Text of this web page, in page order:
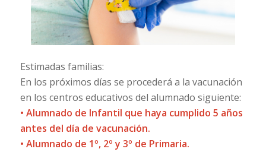
Estimadas familias:
En los próximos días se procederá a la vacunación
en los centros educativos del alumnado siguiente:
• Alumnado de Infantil que haya cumplido 5 años
antes del día de vacunación.
• Alumnado de 1º, 2º y 3º de Primaria.